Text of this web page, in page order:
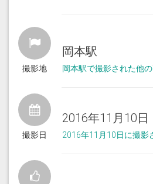
撮影地
岡本駅
岡本駅で撮影された他
撮影日
2016年11月10日
2016年11月10日に撮影